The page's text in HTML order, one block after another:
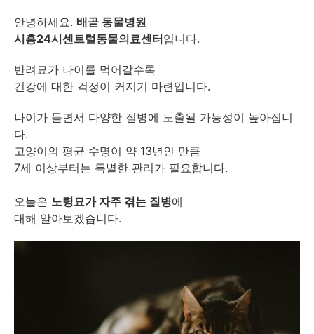
안녕하세요. 배곧 동물병원
시흥24시센트럴동물의료센터입니다.
반려묘가 나이를 먹어갈수록
건강에 대한 걱정이 커지기 마련입니다.
나이가 들면서 다양한 질병에 노출될 가능성이 높아집니
다.
고양이의 평균 수명이 약 13년인 만큼
7세 이상부터는 특별한 관리가 필요합니다.
오늘은 노령묘가 자주 겪는 질병에
대해 알아보겠습니다.